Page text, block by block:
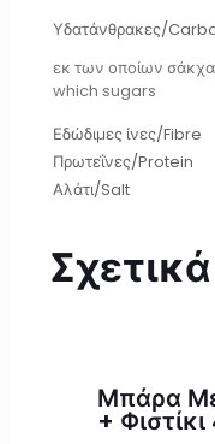
Υδατάνθρακες/
εκ των οποίων
which sugars
Εδώδιμες ίνες/Fibre
Πρωτεΐνες/Protein
Αλάτι/Salt
Μπάρα
+